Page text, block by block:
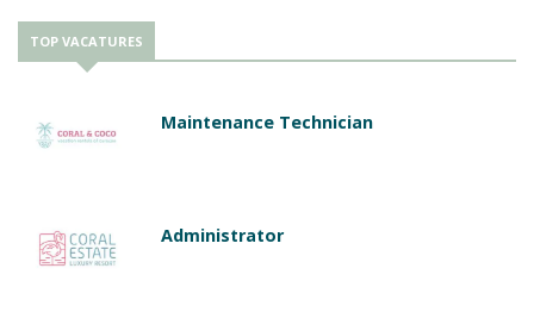
TOP VACATURES
Maintenance Technician
Administrator